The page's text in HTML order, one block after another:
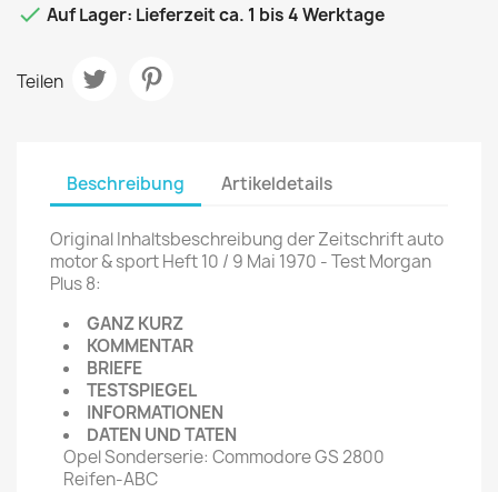
 Auf Lager: Lieferzeit ca. 1 bis 4 Werktage
Teilen
Beschreibung Artikeldetails
Original Inhaltsbeschreibung der Zeitschrift auto
motor & sport Heft 10 / 9 Mai 1970 - Test Morgan
Plus 8:
GANZ KURZ
KOMMENTAR
BRIEFE
TESTSPIEGEL
INFORMATIONEN
DATEN UND TATEN
Opel Sonderserie: Commodore GS 2800
Reifen-ABC